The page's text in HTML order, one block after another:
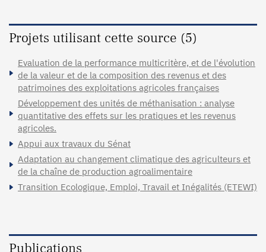
Projets utilisant cette source (5)
Evaluation de la performance multicritère, et de l'évolution
de la valeur et de la composition des revenus et des
patrimoines des exploitations agricoles françaises
Développement des unités de méthanisation : analyse
quantitative des effets sur les pratiques et les revenus
agricoles.
Appui aux travaux du Sénat
Adaptation au changement climatique des agriculteurs et
de la chaîne de production agroalimentaire
Transition Ecologique, Emploi, Travail et Inégalités (ETEWI)
Publications